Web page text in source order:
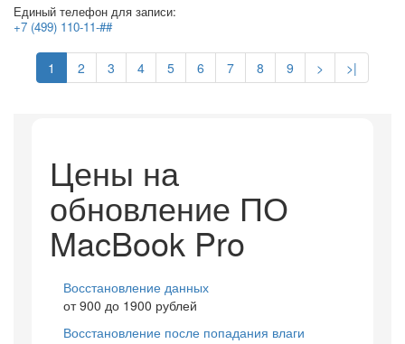
Единый телефон для записи:
+7 (499) 110-11-##
1 2 3 4 5 6 7 8 9 > >|
Цены на
обновление ПО
MacBook Pro
Восстановление данных
от 900 до 1900 рублей
Восстановление после попадания влаги